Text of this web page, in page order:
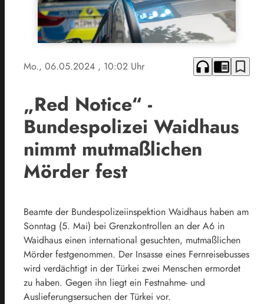
Mo., 06.05.2024 , 10:02 Uhr headphones chrome_reader_mode bookmark_border
„Red Notice“ -
Bundespolizei Waidhaus
nimmt mutmaßlichen
Mörder fest
Beamte der Bundespolizeiinspektion Waidhaus haben am
Sonntag (5. Mai) bei Grenzkontrollen an der A6 in
Waidhaus einen international gesuchten, mutmaßlichen
Mörder festgenommen. Der Insasse eines Fernreisebusses
wird verdächtigt in der Türkei zwei Menschen ermordet
zu haben. Gegen ihn liegt ein Festnahme- und
Auslieferungsersuchen der Türkei vor.